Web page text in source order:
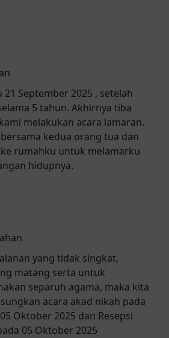
21 September 2025 , setelah
5 tahun. Akhirnya tiba
melakukan acara lamaran.
kedua orang tua dan
rumahku untuk melamarku
hidupnya.
yang tidak singkat,
matang serta untuk
separuh agama, maka kita
acara akad nikah pada
Oktober 2025 dan Resepsi
05 Oktober 2025